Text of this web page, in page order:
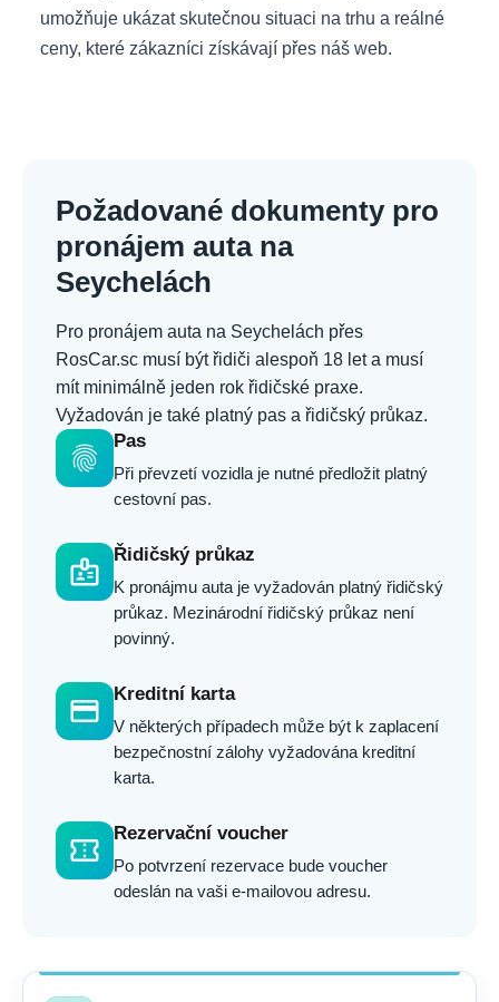
umožňuje ukázat skutečnou situaci na trhu a reálné
ceny, které zákazníci získávají přes náš web.
Požadované dokumenty pro
pronájem auta na
Seychelách
Pro pronájem auta na Seychelách přes
RosCar.sc musí být řidiči alespoň 18 let a musí
mít minimálně jeden rok řidičské praxe.
Vyžadován je také platný pas a řidičský průkaz.
fingerprint
Pas
Při převzetí vozidla je nutné předložit platný
cestovní pas.
badge
Řidičský průkaz
K pronájmu auta je vyžadován platný řidičský
průkaz. Mezinárodní řidičský průkaz není
povinný.
credit_card
Kreditní karta
V některých případech může být k zaplacení
bezpečnostní zálohy vyžadována kreditní
karta.
confirmation_number
Rezervační voucher
Po potvrzení rezervace bude voucher
odeslán na vaši e-mailovou adresu.